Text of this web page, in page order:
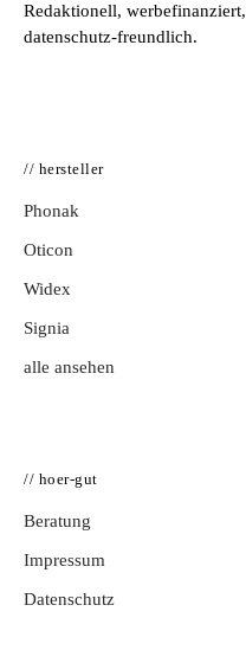
Redaktionell, werbefinanziert,
datenschutz-freundlich.
// hersteller
Phonak
Oticon
Widex
Signia
alle ansehen
// hoer-gut
Beratung
Impressum
Datenschutz